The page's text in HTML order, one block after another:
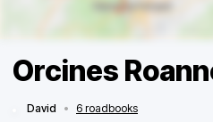
Orcines
David • 6 roadbooks